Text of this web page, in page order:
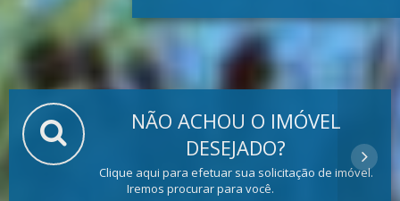
NÃO ACHOU O IMÓVEL
DESEJADO?
Clique aqui para efetuar sua solicitação de imóvel.
Iremos procurar para você.